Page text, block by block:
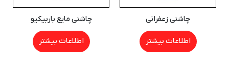
چاشنی زعفرانی
اطلاعات بیشتر
چاشنی مایع باربیکیو
اطلاعات بیشتر